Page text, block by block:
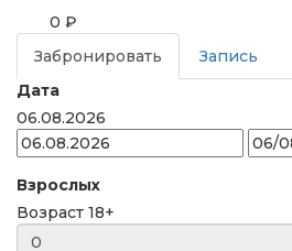
0 ₽
Забронировать
Запись
Дата
06.08.2026
Взрослых
Возраст 18+